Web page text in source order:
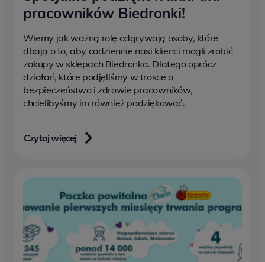
pracowników Biedronki!
Wiemy jak ważną rolę odgrywają osoby, które
dbają o to, aby codziennie nasi klienci mogli zrobić
zakupy w sklepach Biedronka. Dlatego oprócz
działań, które podjęliśmy w trosce o
bezpieczeństwo i zdrowie pracowników,
chcielibyśmy im również podziękować.
Czytaj więcej